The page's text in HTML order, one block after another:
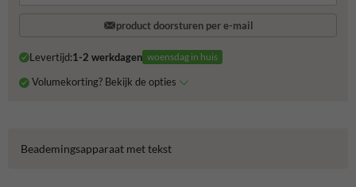
product doorsturen per e-mail
Levertijd:1-2 werkdagen woensdag in huis
Volumekorting? Bekijk de opties
Beademingsapparaat met tekst